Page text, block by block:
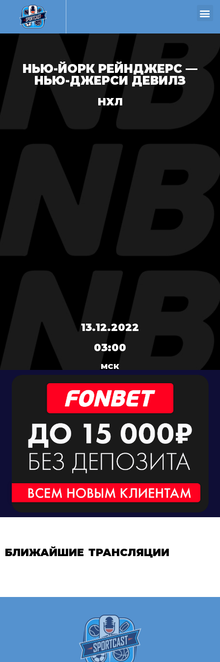
НЬЮ-ЙОРК РЕЙНДЖЕРС —
НЬЮ-ДЖЕРСИ ДЕВИЛЗ
НХЛ
13.12.2022
03:00
МСК
БЛИЖАЙШИЕ ТРАНСЛЯЦИИ